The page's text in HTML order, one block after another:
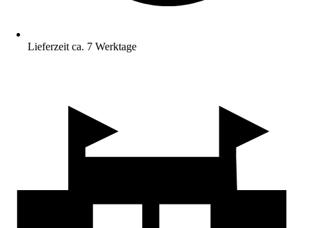
Lieferzeit ca. 7 Werktage